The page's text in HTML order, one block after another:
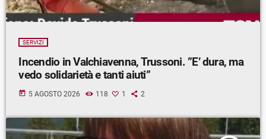
SERVIZI
Incendio in Valchiavenna, Trussoni. ”E’ dura, ma
vedo solidarietà e tanti aiuti”
today 5 AGOSTO 2026 118 1 2